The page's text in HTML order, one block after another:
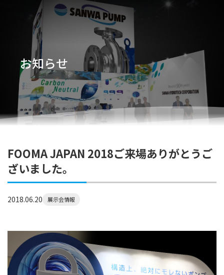
お知らせ
FOOMA JAPAN 2018ご来場ありがとうご
ざいました。
2018.06.20 展示会情報